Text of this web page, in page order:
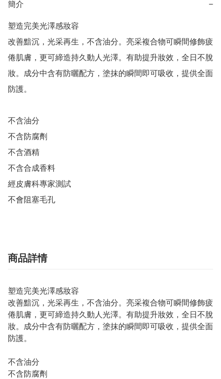
簡介 −
塑造完美光澤感妝容
改善黯沉，光采再生，不含油分。亮采複合物可瞬間修飾疲
倦肌膚，更可締造持久動人光澤。有助提升妝效，全日不脫
妝。成分中含有防曬配方，塗抹的瞬間即可吸收，提供全面
防護。
不含油分
不含防腐劑
不含酒精
不含合成香料
經皮膚科專家測試
商品詳情
塑造完美光澤感妝容
改善黯沉，光采再生，不含油分。亮采複合物可瞬間修飾疲
倦肌膚，更可締造持久動人光澤。有助提升妝效，全日不脫
妝。成分中含有防曬配方，塗抹的瞬間即可吸收，提供全面
防護。
不含油分
不含防腐劑